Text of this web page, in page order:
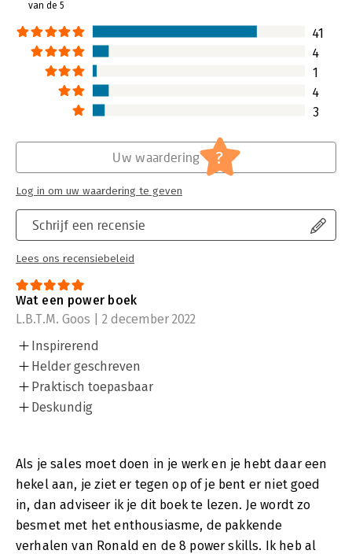
van de 5
41
4
1
4
3
Schrijf een recensie
Lees ons recensiebeleid
Uw waardering ?
Log in om uw waardering te geven
Wat een power boek
L.B.T.M. Goos | 2 december 2022
Inspirerend
Helder geschreven
Praktisch toepasbaar
Deskundig
Als je sales moet doen in je werk en je hebt daar een
hekel aan, je ziet er tegen op of je bent er niet goed
in, dan adviseer ik je dit boek te lezen. Je wordt zo
besmet met het enthousiasme, de pakkende
verhalen van Ronald en de 8 power skills. Ik heb al